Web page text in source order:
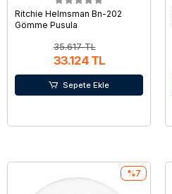
Ritchie Helmsman Bn-202
Gömme Pusula
35.617 TL
33.124 TL
Sepete Ekle
%7